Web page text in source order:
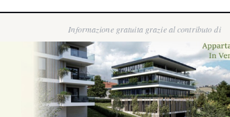
Informazione gratuita grazie al contributo di